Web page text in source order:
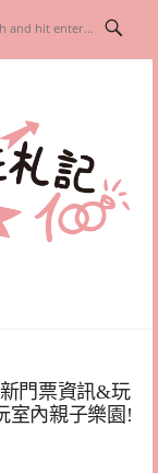
門票資訊&玩
室內親子樂園!